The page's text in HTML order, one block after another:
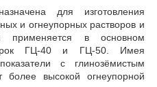
для изготовления
и огнеупорных растворов и
в основном
ГЦ-40 и ГЦ-50. Имея
с глинозёмистым
высокой огнеупорной